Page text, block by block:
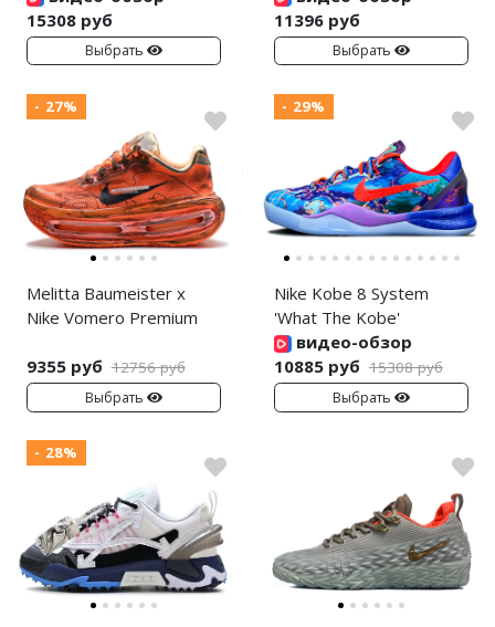
15308 руб
Выбрать
11396 руб
Выбрать
- 27%
Melitta Baumeister x
Nike Vomero Premium
9355 руб 12756 руб
Выбрать
- 29%
Nike Kobe 8 System
'What The Kobe'
видео-обзор
10885 руб 15308 руб
Выбрать
- 28%